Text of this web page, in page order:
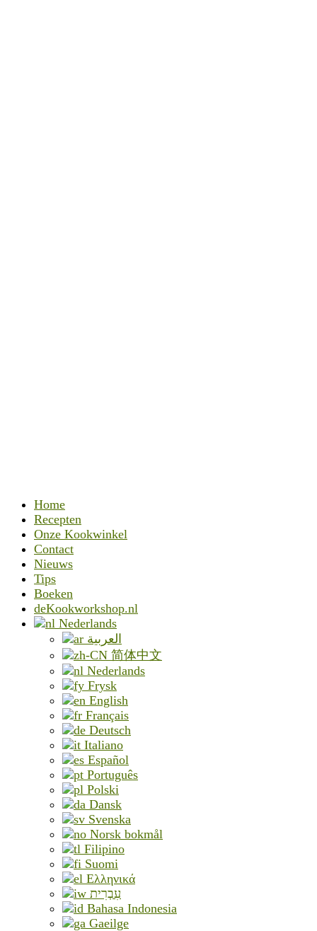
Home
Recepten
Onze Kookwinkel
Contact
Nieuws
Tips
Boeken
deKookworkshop.nl
Nederlands
العربية
简体中文
Nederlands
Frysk
English
Français
Deutsch
Italiano
Español
Português
Polski
Dansk
Svenska
Norsk bokmål
Filipino
Suomi
Ελληνικά
עִבְרִית
Bahasa Indonesia
Gaeilge